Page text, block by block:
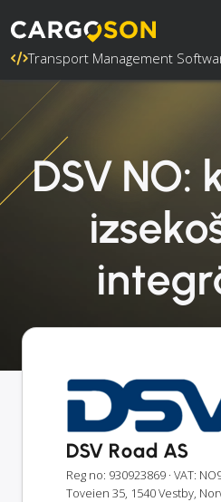
Transport Management
DSV NO:
DSV Road AS
Reg no: 930923869 · VAT:
Toveien 35, 1540 Vestby,